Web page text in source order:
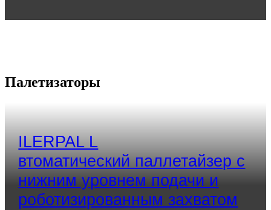
Палетизаторы
ILERPAL L
втоматический паллетайзер с
нижним уровнем подачи и
роботизированным захватом